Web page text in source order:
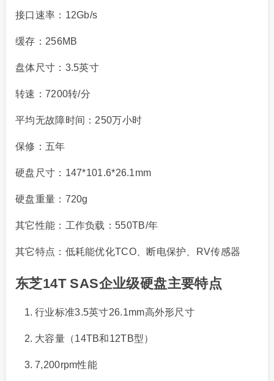
接口速率：12Gb/s
缓存：256MB
盘体尺寸：3.5英寸
转速：7200转/分
平均无故障时间：250万小时
保修：五年
硬盘尺寸：147*101.6*26.1mm
硬盘重量：720g
其它性能：工作负载：550TB/年
其它特点：低耗能优化TCO、断电保护、RV传感器
东芝14T SAS企业级硬盘主要特点
行业标准3.5英寸26.1mm高外形尺寸
大容量（14TB和12TB型）
7,200rpm性能